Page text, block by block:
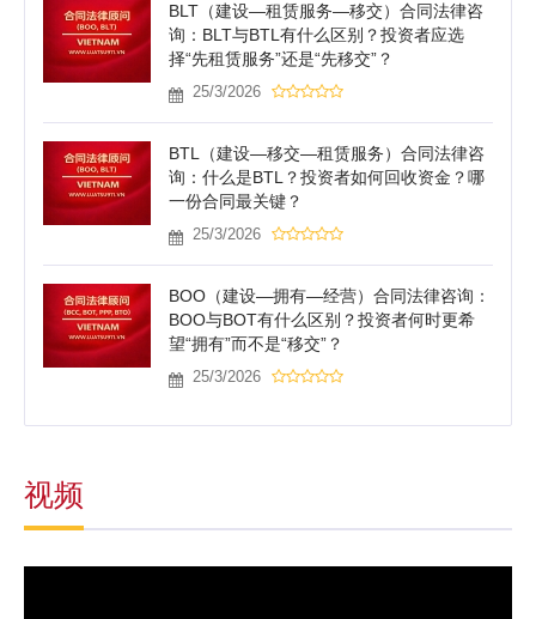
BLT（建设—租赁服务—移交）合同法律咨
询：BLT与BTL有什么区别？投资者应选
择“先租赁服务”还是“先移交”？
25/3/2026
BTL（建设—移交—租赁服务）合同法律咨
询：什么是BTL？投资者如何回收资金？哪
一份合同最关键？
25/3/2026
BOO（建设—拥有—经营）合同法律咨询：
BOO与BOT有什么区别？投资者何时更希
望“拥有”而不是“移交”？
25/3/2026
视频